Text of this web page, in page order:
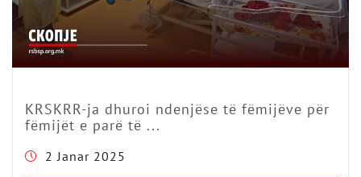
KRSKRR-ja dhuroi ndenjëse të fëmijëve për
fëmijët e parë të ...
2 Janar 2025